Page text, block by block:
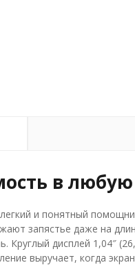
в любую
и понятный
запястье даже на
Круглый дисплей 1,04″
выручает, когда